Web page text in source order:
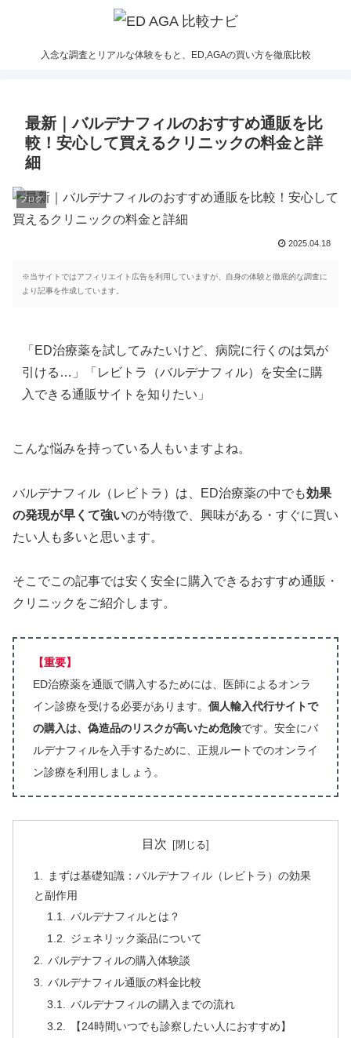
入念な調査とリアルな体験をもと、ED,AGAの買い方を徹底比較
最新｜バルデナフィルのおすすめ通販を比
較！安心して買えるクリニックの料金と詳
細
ブログ
2025.04.18
※当サイトではアフィリエイト広告を利用していますが、自身の体験と徹底的な調査に
より記事を作成しています。
「ED治療薬を試してみたいけど、病院に行くのは気が
引ける…」「レビトラ（バルデナフィル）を安全に購
入できる通販サイトを知りたい」
こんな悩みを持っている人もいますよね。
バルデナフィル（レビトラ）は、ED治療薬の中でも効果
の発現が早くて強いのが特徴で、興味がある・すぐに買い
たい人も多いと思います。
そこでこの記事では安く安全に購入できるおすすめ通販・
クリニックをご紹介します。
【重要】
ED治療薬を通販で購入するためには、医師によるオンラ
イン診療を受ける必要があります。 個人輸入代行サイトで
の購入は、偽造品のリスクが高いため危険です。安全にバ
ルデナフィルを入手するために、正規ルートでのオンライ
ン診療を利用しましょう。
目次
まずは基礎知識：バルデナフィル（レビトラ）の効果
と副作用
バルデナフィルとは？
ジェネリック薬品について
バルデナフィルの購入体験談
バルデナフィル通販の料金比較
バルデナフィルの購入までの流れ
【24時間いつでも診察したい人におすすめ】